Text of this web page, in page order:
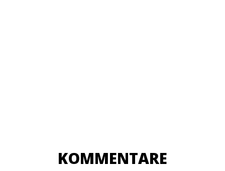
KOMMENTARE